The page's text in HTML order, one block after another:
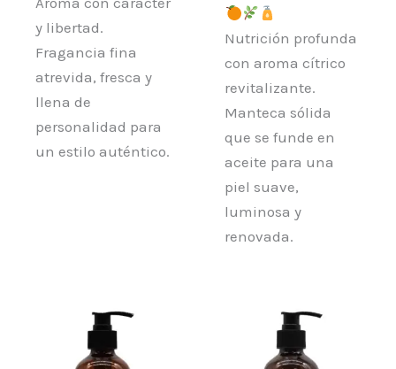
y libertad.
Fragancia fina
atrevida, fresca y
llena de
personalidad para
un estilo auténtico.
Nutrición profunda
con aroma cítrico
revitalizante.
Manteca sólida
que se funde en
aceite para una
piel suave,
luminosa y
renovada.